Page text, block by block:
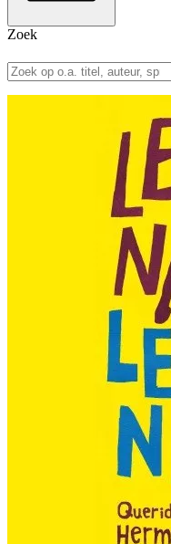
Zoek